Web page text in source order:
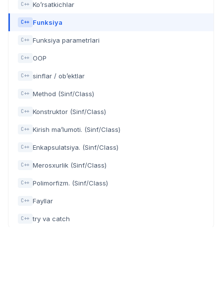
C++ Ko’rsatkichlar
C++ Funksiya
C++ Funksiya parametrlari
C++ OOP
C++ sinflar / ob’ektlar
C++ Method (Sinf/Class)
C++ Konstruktor (Sinf/Class)
C++ Kirish ma’lumoti. (Sinf/Class)
C++ Enkapsulatsiya. (Sinf/Class)
C++ Merosxurlik (Sinf/Class)
C++ Polimorfizm. (Sinf/Class)
C++ Fayllar
C++ try va catch